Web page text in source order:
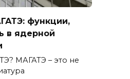
функции,
в ядерной
МАГАТЭ – это не